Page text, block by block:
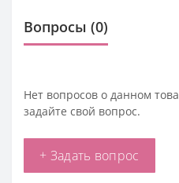
Вопросы (0)
Нет вопросов о данном
задайте свой вопрос.
+ Задать вопрос